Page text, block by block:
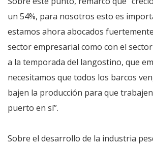
un 54%, para nosotros esto es
estamos ahora abocados
sector empresarial como con el
a la temporada del langostino, que
necesitamos que todos los barcos
bajen la producción para que
puerto en sí”.
Sobre el desarrollo de la industria